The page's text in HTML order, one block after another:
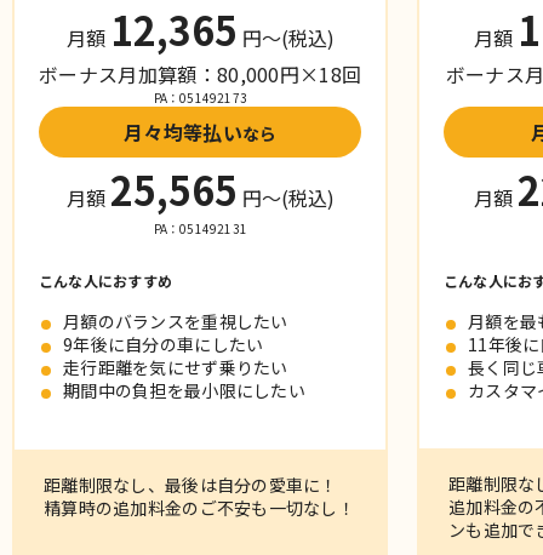
月額 12,365 円〜(税込)
ボーナス月加算額：80,000円×18回
PA：051492173
月々均等払いなら
月額 25,565 円〜(税込)
PA：051492131
こんな人におすすめ
月額のバランスを重視したい
9年後に自分の車にしたい
走行距離を気にせず乗りたい
期間中の負担を最小限にしたい
距離制限なし、最後は自分の愛車に！
精算時の追加料金のご不安も一切なし！
月額
ボーナス
月額
こんな人にお
月額を
11年後
長く同じ
カスタ
距離制限な
追加料金の
ンも追加で